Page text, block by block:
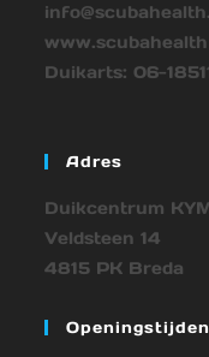
www.scubahealth
Duikarts: 06-
Adres
Duikcentrum
Veldsteen 14
4815 PK Breda
Openingstijden